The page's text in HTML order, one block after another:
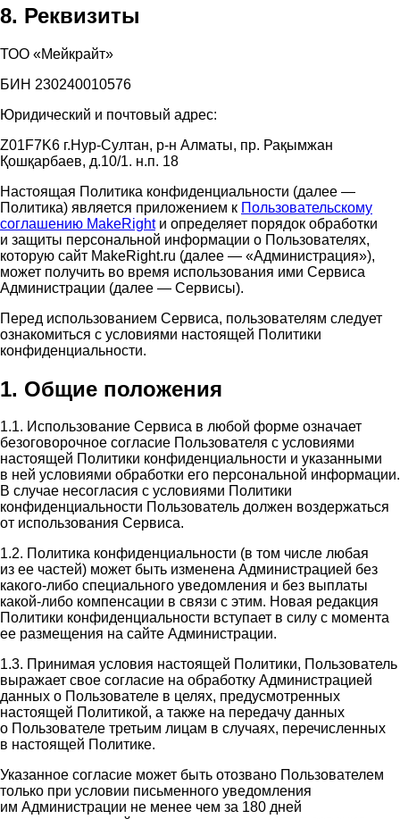
8. Реквизиты
ТОО «Мейкрайт»
БИН 230240010576
Юридический и почтовый адрес:
Z01F7K6 г.Нур-Султан, р-н Алматы, пр. Рақымжан
Қошқарбаев, д.10/1. н.п. 18
Настоящая Политика конфиденциальности (далее —
Политика) является приложением к Пользовательскому
соглашению MakeRightи определяет порядок обработки
и защиты персональной информации о Пользователях,
которую сайт MakeRight.ru (далее — «Администрация»),
может получить во время использования ими Cервиса
Администрации (далее — Сервисы).
Перед использованием Сервиса, пользователям следует
ознакомиться с условиями настоящей Политики
конфиденциальности.
1. Общие положения
1.1. Использование Сервиса в любой форме означает
безоговорочное согласие Пользователя с условиями
настоящей Политики конфиденциальности и указанными
в ней условиями обработки его персональной информации.
В случае несогласия с условиями Политики
конфиденциальности Пользователь должен воздержаться
от использования Сервиса.
1.2. Политика конфиденциальности (в том числе любая
из ее частей) может быть изменена Администрацией без
какого-либо специального уведомления и без выплаты
какой-либо компенсации в связи с этим. Новая редакция
Политики конфиденциальности вступает в силу с момента
ее размещения на сайте Администрации.
1.3. Принимая условия настоящей Политики, Пользователь
выражает свое согласие на обработку Администрацией
данных о Пользователе в целях, предусмотренных
настоящей Политикой, а также на передачу данных
о Пользователе третьим лицам в случаях, перечисленных
в настоящей Политике.
Указанное согласие может быть отозвано Пользователем
только при условии письменного уведомления
им Администрации не менее чем за 180 дней